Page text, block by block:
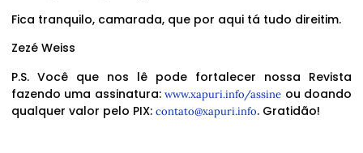
Fica tranquilo, camarada, que por aqui tá tudo direitim.
Zezé Weiss
P.S. Você que nos lê pode fortalecer nossa Revista
fazendo uma assinatura:www.xapuri.info/assine ou doando
qualquer valor pelo PIX: contato@xapuri.info. Gratidão!